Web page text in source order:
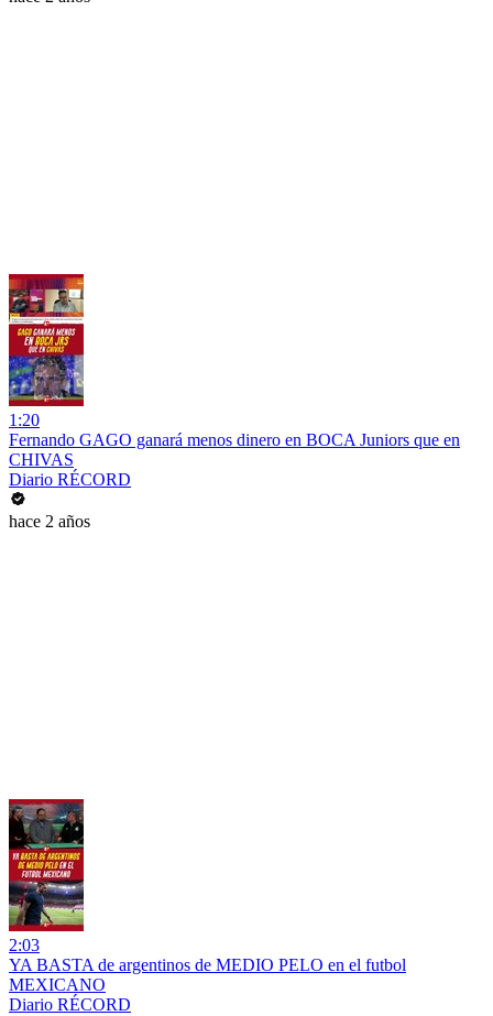
1:20
Fernando GAGO ganará menos dinero en BOCA Juniors que en
CHIVAS
Diario RÉCORD
hace 2 años
2:03
YA BASTA de argentinos de MEDIO PELO en el futbol
MEXICANO
Diario RÉCORD